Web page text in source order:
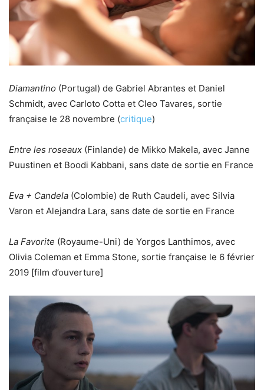
Diamantino (Portugal) de Gabriel Abrantes et Daniel
Schmidt, avec Carloto Cotta et Cleo Tavares, sortie
française le 28 novembre (critique)
Entre les roseaux (Finlande) de Mikko Makela, avec Janne
Puustinen et Boodi Kabbani, sans date de sortie en France
Eva + Candela (Colombie) de Ruth Caudeli, avec Silvia
Varon et Alejandra Lara, sans date de sortie en France
La Favorite (Royaume-Uni) de Yorgos Lanthimos, avec
Olivia Coleman et Emma Stone, sortie française le 6 février
2019 [film d’ouverture]